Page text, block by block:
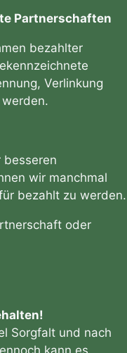
Partnerschaften
bezahlter
Verlinkung
besseren
wir manchmal
bezahlt zu werden.
oder
Sorgfalt und nach